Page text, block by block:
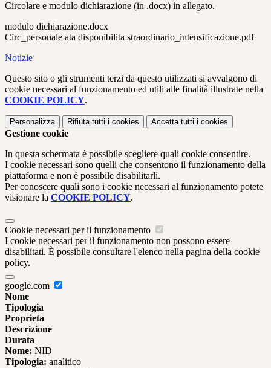
Circolare e modulo dichiarazione (in .docx) in allegato.
modulo dichiarazione.docx
Circ_personale ata disponibilita straordinario_intensificazione.pdf
Notizie
Questo sito o gli strumenti terzi da questo utilizzati si avvalgono di
cookie necessari al funzionamento ed utili alle finalità illustrate nella
COOKIE POLICY.
Personalizza Rifiuta tutti i cookies Accetta tutti i cookies
Gestione cookie
In questa schermata è possibile scegliere quali cookie consentire.
I cookie necessari sono quelli che consentono il funzionamento della
piattaforma e non è possibile disabilitarli.
Per conoscere quali sono i cookie necessari al funzionamento potete
visionare la COOKIE POLICY.
Cookie necessari per il funzionamento
I cookie necessari per il funzionamento non possono essere
disabilitati. È possibile consultare l'elenco nella pagina della cookie
policy.
google.com
Nome
Tipologia
Proprieta
Descrizione
Durata
Nome: NID
Tipologia: analitico